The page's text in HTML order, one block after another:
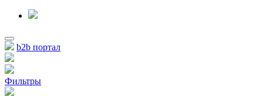
b2b портал
Фильтры